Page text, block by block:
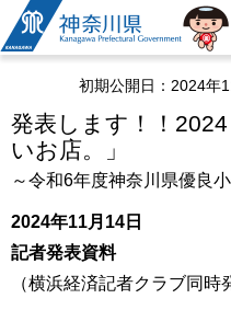
神奈川県
初期公開日：2024年
発表します！！
いお店。」
～令和6年度神奈川県優良
2024年11月14日
記者発表資料
（横浜経済記者クラブ同時